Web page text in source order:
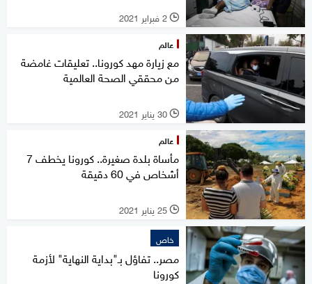
l 2 فبراير 2021
عالم
مع زيارة مهد كورونا.. تعليقات غامضة
من محققي الصحة العالمية
l 30 يناير 2021
عالم
مأساة بلدة صغيرة.. كورونا يخطف 7
أشخاص في 60 دقيقة
l 25 يناير 2021
خاص
مصر.. تفاؤل بـ"بداية النهاية" لأزمة
كورونا